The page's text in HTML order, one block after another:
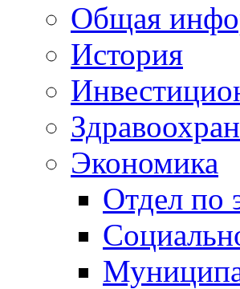
Общая
История
Экономика
Отдел по